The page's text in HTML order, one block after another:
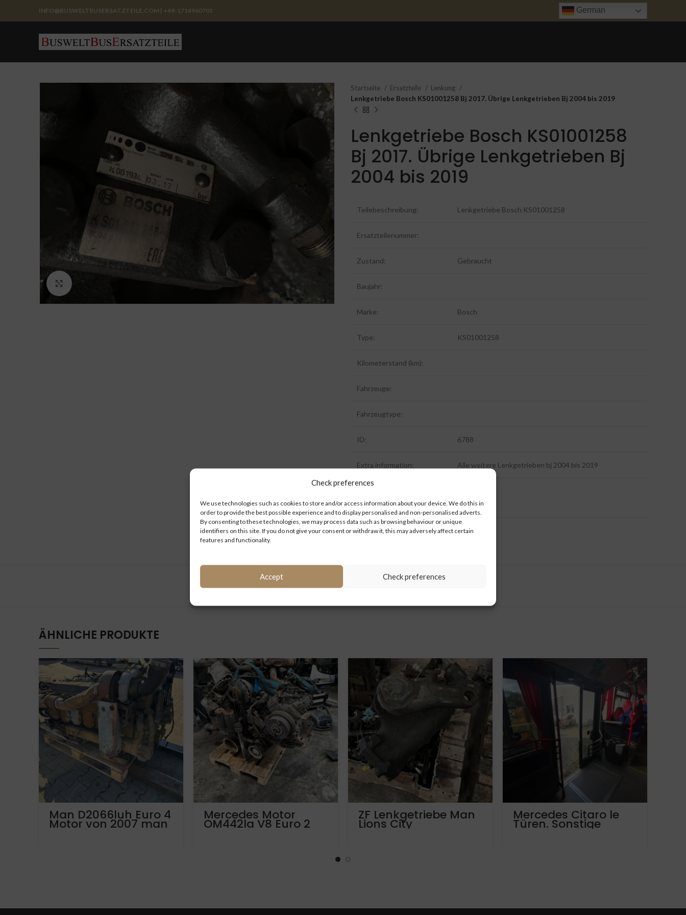
Check preferences
We use technologies such as cookies to store and/or access information about your device. We do this in
order to provide the best possible experience and to display personalised and non-personalised adverts.
By consenting to these technologies, we may process data such as browsing behaviour or unique
identifiers on this site. If you do not give your consent or withdraw it, this may adversely affect certain
features and functionality.
Accept Check preferences
INFO@BUSWELTBUSERSATZTEILE.COM | +49-1714960701 German
Startseite Ersatzteile
Lenkung
Lenkgetriebe Bosch KS01001258 Bj 2017. Übrige Lenkgetrieben Bj 2004 bis 2019
Lenkgetriebe Bosch KS01001258
Bj 2017. Übrige Lenkgetrieben Bj
2004 bis 2019
Teilebeschreibung: Lenkgetriebe Bosch KS01001258
Ersatzteilenummer:
Zustand: Gebraucht
Baujahr:
Marke: Bosch
Type: KS01001258
Kilometerstand (km):
Fahrzeuge:
Fahrzeugtype:
ID: 6788
Extra information: Alle weitere Lenkgetrieben bj 2004 bis 2019
Kategorien:Ersatzteile, Lenkung
ÄHNLICHE PRODUKTE
Man D2066luh Euro 4
Motor von 2007 man
a23 mit nur 630.000
Mercedes Motor
OM442la V8 Euro 2
mit 381 ps.
ZF Lenkgetriebe Man
Lions City
81462006367
Mercedes Citaro le
Türen. Sonstige
Citaro le Teile